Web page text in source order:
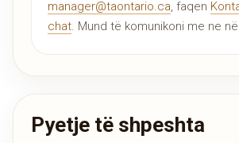
manager@taontario.ca, faqen
chat. Mund të komunikoni me ne
Pyetje të shpeshta